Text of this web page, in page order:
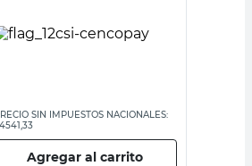
SIN IMPUESTOS NACIONALES:
Agregar al carrito